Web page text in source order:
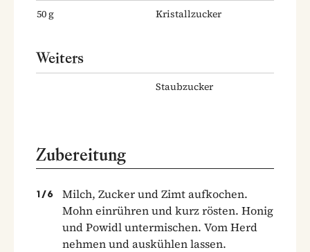
50g Kristallzucker
Weiters
Staubzucker
Zubereitung
1 /6
Milch, Zucker und Zimt aufkochen.
Mohn einrühren und kurz rösten. Honig
und Powidl untermischen. Vom Herd
nehmen und auskühlen lassen.